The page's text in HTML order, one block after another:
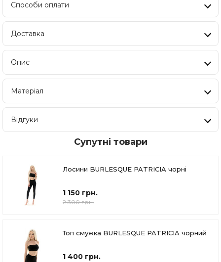
Способи оплати
Доставка
Опис
Матеріал
Відгуки
Супутні товари
Лосини BURLESQUE PATRICIA чорні
1 150 грн.
2 300 грн.
Топ смужка BURLESQUE PATRICIA чорний
1 400 грн.